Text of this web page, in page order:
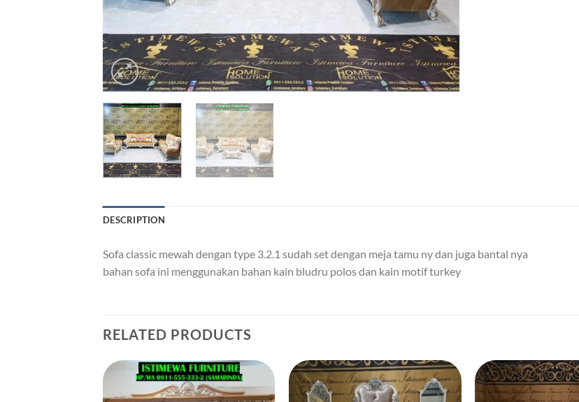
DESCRIPTION
Sofa classic mewah dengan type 3.2.1 sudah set dengan meja tamu ny dan juga bantal nya
bahan sofa ini menggunakan bahan kain bludru polos dan kain motif turkey
RELATED PRODUCTS